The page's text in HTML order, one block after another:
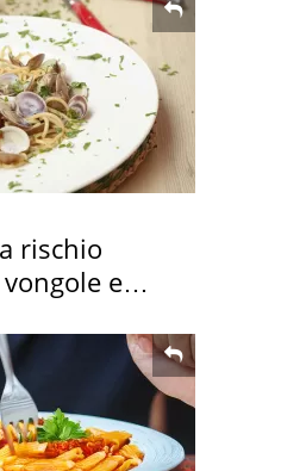
rischio
e